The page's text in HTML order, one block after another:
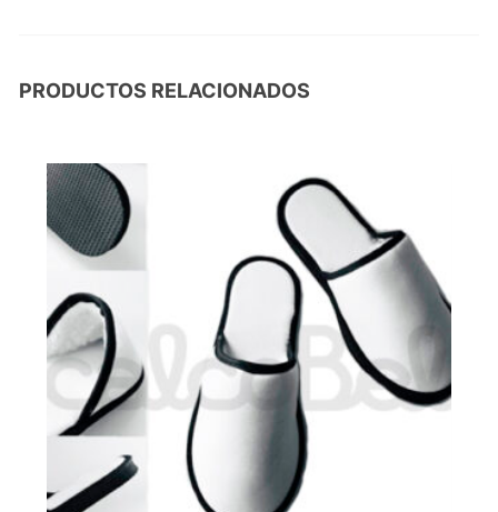
PRODUCTOS RELACIONADOS